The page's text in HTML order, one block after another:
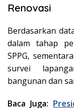
Renovasi
Berdasarkan
dalam tahap
SPPG,
survei
bangunan dan
Baca Juga: